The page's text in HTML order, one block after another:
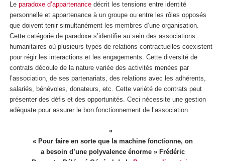
Le paradoxe d’appartenance décrit les tensions entre identité
personnelle et appartenance à un groupe ou entre les rôles opposés
que doivent tenir simultanément les membres d’une organisation.
Cette catégorie de paradoxe s’identifie au sein des associations
humanitaires où plusieurs types de relations contractuelles coexistent
pour régir les interactions et les engagements. Cette diversité de
contrats découle de la nature variée des activités menées par
l’association, de ses partenariats, des relations avec les adhérents,
salariés, bénévoles, donateurs, etc. Cette variété de contrats peut
présenter des défis et des opportunités. Ceci nécessite une gestion
adéquate pour assurer le bon fonctionnement de l’association.
« Pour faire en sorte que la machine fonctionne, on
a besoin d’une polyvalence énorme » Frédéric